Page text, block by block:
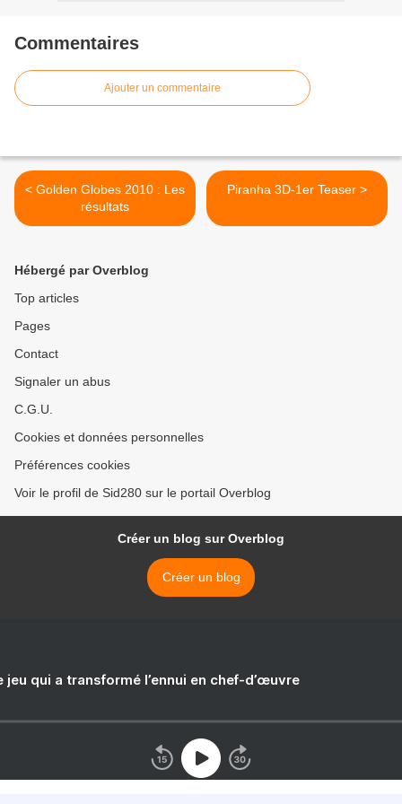
Commentaires
Ajouter un commentaire
< Golden Globes 2010 : Les
résultats
Piranha 3D-1er Teaser >
Hébergé par Overblog
Top articles
Pages
Contact
Signaler un abus
C.G.U.
Cookies et données personnelles
Préférences cookies
Voir le profil de Sid280 sur le portail Overblog
Créer un blog sur Overblog
Créer un blog
jeu qui a transformé l’ennui en chef-d’œuvre